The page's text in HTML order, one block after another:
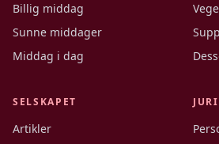
Billig middag
Sunne middager
Middag i dag
SELSKAPET
Artikler